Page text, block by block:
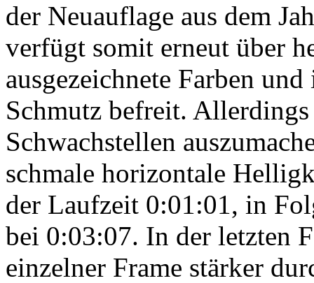
der Neuauflage aus dem
verfügt somit erneut über
ausgezeichnete Farben
Schmutz befreit.
Schwachstellen
schmale horizontale
der Laufzeit 0:01:01, in
bei 0:03:07. In der letzten
einzelner Frame stärker